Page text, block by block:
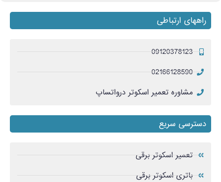
راههای ارتباطی
09120378123
02166128590
مشاوره تعمیر اسکوتر درواتساپ
دسترسی سریع
تعمیر اسکوتر برقی
باتری اسکوتر برقی